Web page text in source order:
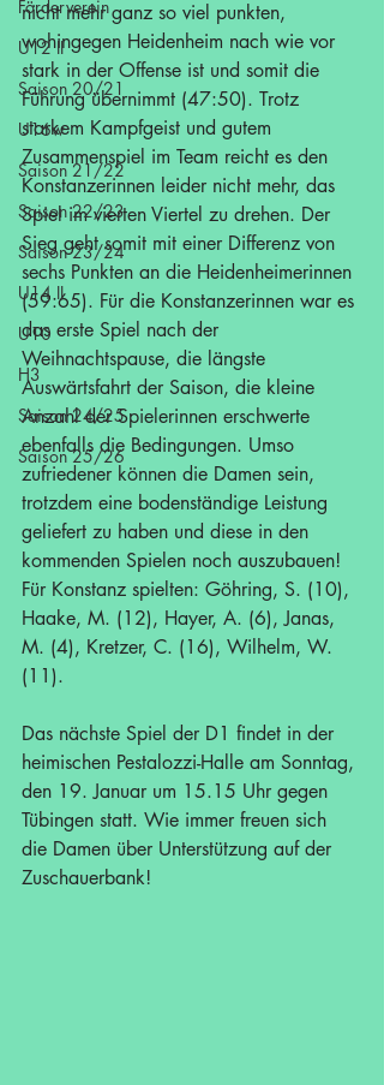
Förderverein
U12 II
Saison 20/21
U16w
Saison 21/22
Saison 22/23
Saison 23/24
U14 II
U10
H3
Saison 24/25
Saison 25/26
nicht mehr ganz so viel punkten,
wohingegen Heidenheim nach wie vor
stark in der Offense ist und somit die
Führung übernimmt (47:50). Trotz
starkem Kampfgeist und gutem
Zusammenspiel im Team reicht es den
Konstanzerinnen leider nicht mehr, das
Spiel im vierten Viertel zu drehen. Der
Sieg geht somit mit einer Differenz von
sechs Punkten an die Heidenheimerinnen
(59:65). Für die Konstanzerinnen war es
das erste Spiel nach der
Weihnachtspause, die längste
Auswärtsfahrt der Saison, die kleine
Anzahl der Spielerinnen erschwerte
ebenfalls die Bedingungen. Umso
zufriedener können die Damen sein,
trotzdem eine bodenständige Leistung
geliefert zu haben und diese in den
kommenden Spielen noch auszubauen!
Für Konstanz spielten: Göhring, S. (10),
Haake, M. (12), Hayer, A. (6), Janas,
M. (4), Kretzer, C. (16), Wilhelm, W.
(11).
Das nächste Spiel der D1 findet in der
heimischen Pestalozzi-Halle am Sonntag,
den 19. Januar um 15.15 Uhr gegen
Tübingen statt. Wie immer freuen sich
die Damen über Unterstützung auf der
Zuschauerbank!